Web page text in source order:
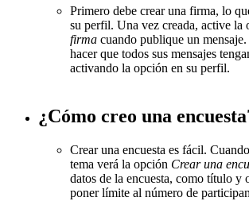
Primero debe crear una firma, lo
su perfil. Una vez creada, active la
firma cuando publique un
hacer que todos sus mensajes
activando la opción en su perfil.
¿Cómo creo una
Crear una encuesta es fácil.
tema verá la opción Crear una
datos de la encuesta, como título y
poner límite al número de